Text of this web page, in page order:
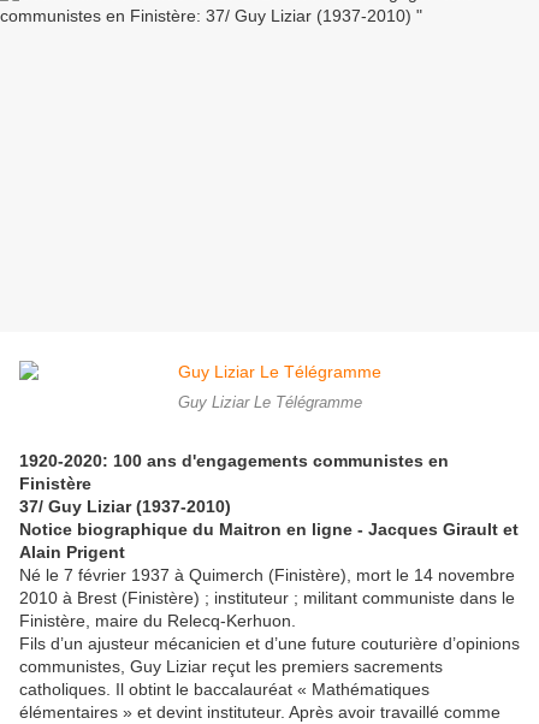
Guy Liziar Le Télégramme
1920-2020: 100 ans d'engagements communistes en
Finistère
37/ Guy Liziar (1937-2010)
Notice biographique du Maitron en ligne - Jacques Girault et
Alain Prigent
Né le 7 février 1937 à Quimerch (Finistère), mort le 14 novembre
2010 à Brest (Finistère) ; instituteur ; militant communiste dans le
Finistère, maire du Relecq-Kerhuon.
Fils d’un ajusteur mécanicien et d’une future couturière d’opinions
communistes, Guy Liziar reçut les premiers sacrements
catholiques. Il obtint le baccalauréat « Mathématiques
élémentaires » et devint instituteur. Après avoir travaillé comme